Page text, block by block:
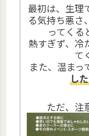
最初は、生理
る気持ち悪さ
ってくる
熱すぎず、冷
て
また、温まっ
し
ただ、注